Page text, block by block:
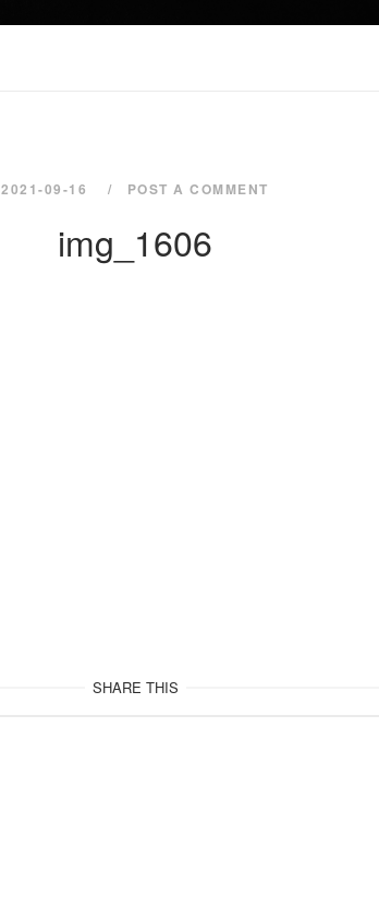
2021-09-16 POST A COMMENT
img_1606
SHARE THIS